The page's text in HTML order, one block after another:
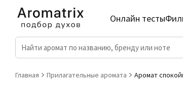
Онлайн тесты
Главная Прилагательные аромата Аромат